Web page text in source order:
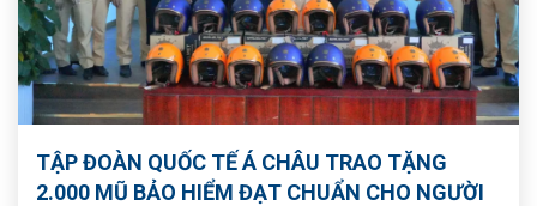
TẬP ĐOÀN QUỐC TẾ Á CHÂU TRAO TẶNG
2.000 MŨ BẢO HIỂM ĐẠT CHUẨN CHO NGƯỜI